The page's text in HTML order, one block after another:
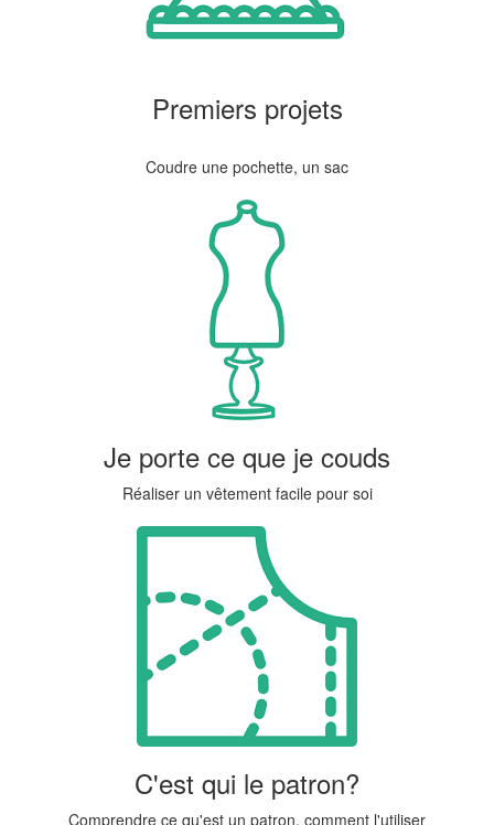
Premiers projets
Coudre une pochette, un sac
Je porte ce que je couds
Réaliser un vêtement facile pour soi
C'est qui le patron?
Comprendre ce qu'est un patron, comment l'utiliser